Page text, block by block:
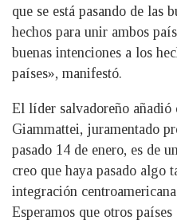
que se está pasando de las
hechos para unir ambos
buenas intenciones a los
países», manifestó.
El líder salvadoreño añadió
Giammattei, juramentado
pasado 14 de enero, es de
creo que haya pasado algo
integración
Esperamos que otros